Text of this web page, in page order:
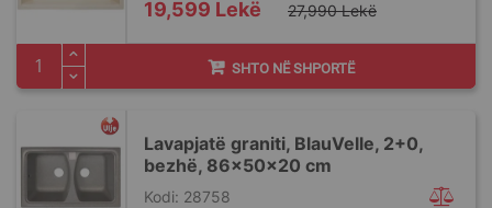
Special
Price
19,599 Lekë 27,990 Lekë
SHTO NË SHPORTË
Lavapjatë graniti, BlauVelle, 2+0,
bezhë, 86x50x20 cm
Kodi: 28758